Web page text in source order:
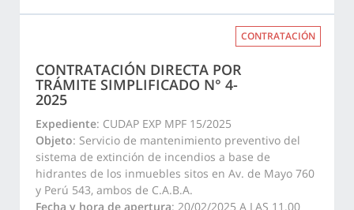
CONTRATACIÓN
CONTRATACIÓN DIRECTA POR
TRÁMITE SIMPLIFICADO N° 4-
2025
Expediente: CUDAP EXP MPF 15/2025
Objeto: Servicio de mantenimiento preventivo del
sistema de extinción de incendios a base de
hidrantes de los inmuebles sitos en Av. de Mayo 760
y Perú 543, ambos de C.A.B.A.
Fecha y hora de apertura: 20/02/2025 A LAS 11.00